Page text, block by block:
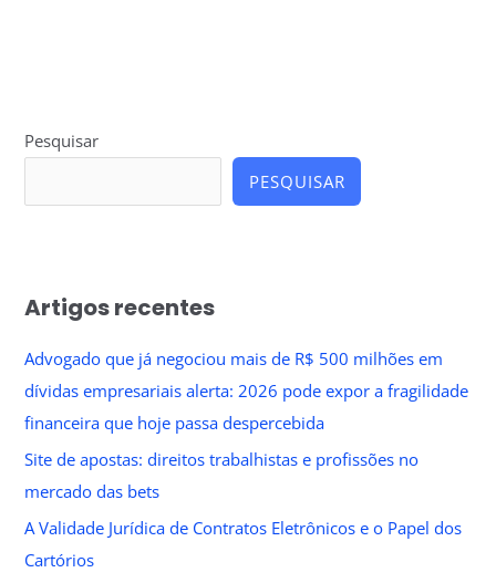
Pesquisar
PESQUISAR
Artigos recentes
Advogado que já negociou mais de R$ 500 milhões em
dívidas empresariais alerta: 2026 pode expor a fragilidade
financeira que hoje passa despercebida
Site de apostas: direitos trabalhistas e profissões no
mercado das bets
A Validade Jurídica de Contratos Eletrônicos e o Papel dos
Cartórios